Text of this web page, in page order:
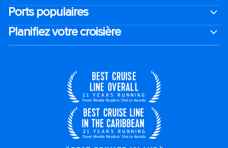
Ports populaires
Planifiez votre croisière